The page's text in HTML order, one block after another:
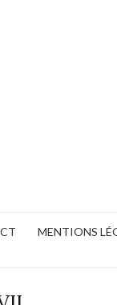
MENTIONS